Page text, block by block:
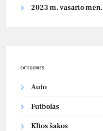
2023 m. vasario mėn.
CATEGORIES
Auto
Futbolas
KItos šakos